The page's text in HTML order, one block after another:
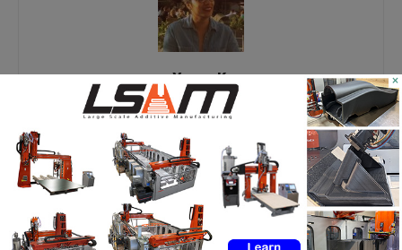
Yosra K.
Passionnée de nouvelles technologies, j’ai découvert
l’impression 3D à travers différentes expériences
professionnelles. Consciente de l’importance de cette
technologie pour les marchés d’aujourd’hui et de demain,
c’est avec plaisir que je vous partage les dernières
informations et analyses qui y ont trait, afin qu’à votre tour,
vous puissiez en tirer profit. #Restezconnectés #3DAdept
×